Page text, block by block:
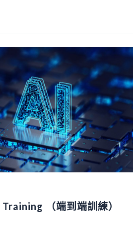
（端到端訓練）